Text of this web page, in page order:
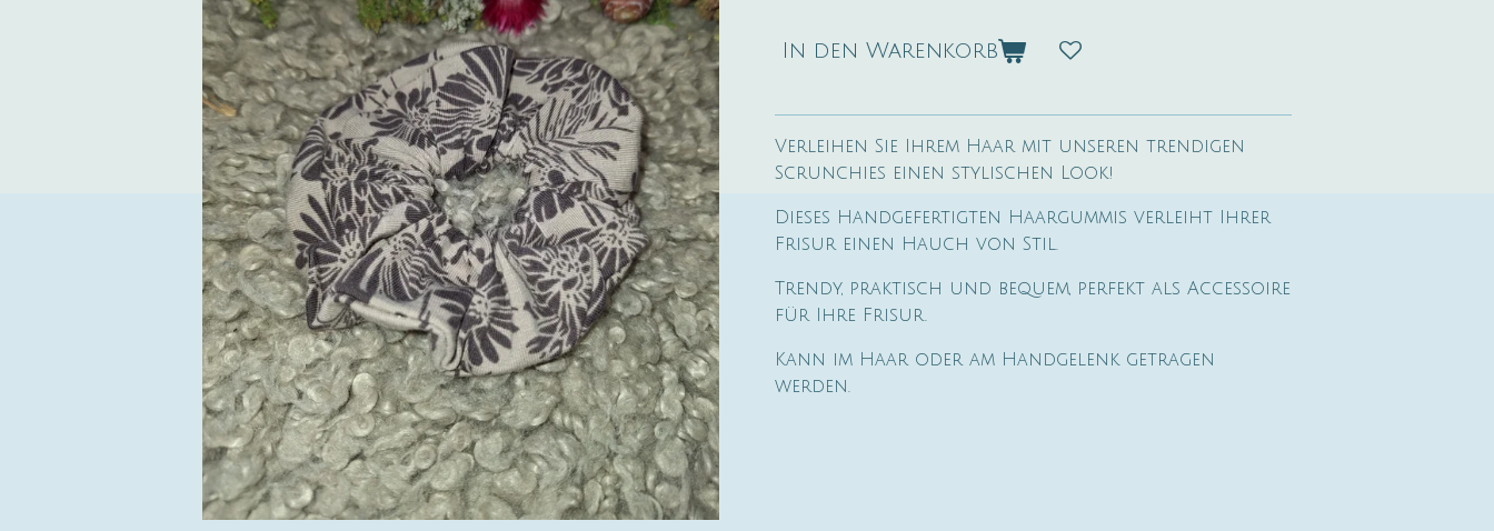
In den Warenkorb
Verleihen Sie Ihrem Haar mit unseren trendigen
Scrunchies einen stylischen Look!
Dieses Handgefertigten Haargummis verleiht Ihrer
Frisur einen Hauch von Stil.
Trendy, praktisch und bequem, perfekt als Accessoire
für Ihre Frisur.
Kann im Haar oder am Handgelenk getragen
werden.